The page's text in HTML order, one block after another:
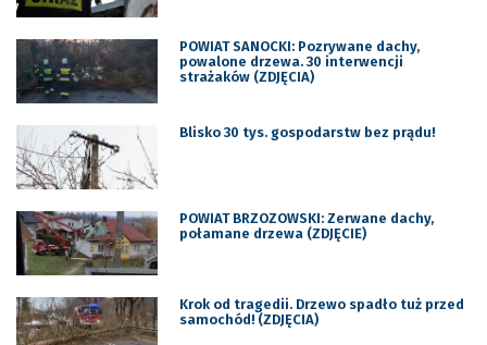
POWIAT SANOCKI: Pozrywane dachy,
powalone drzewa. 30 interwencji
strażaków (ZDJĘCIA)
Blisko 30 tys. gospodarstw bez prądu!
POWIAT BRZOZOWSKI: Zerwane dachy,
połamane drzewa (ZDJĘCIE)
Krok od tragedii. Drzewo spadło tuż przed
samochód! (ZDJĘCIA)